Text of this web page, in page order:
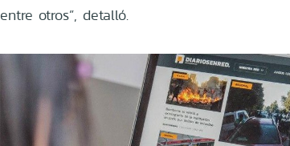
entre otros”, detalló.